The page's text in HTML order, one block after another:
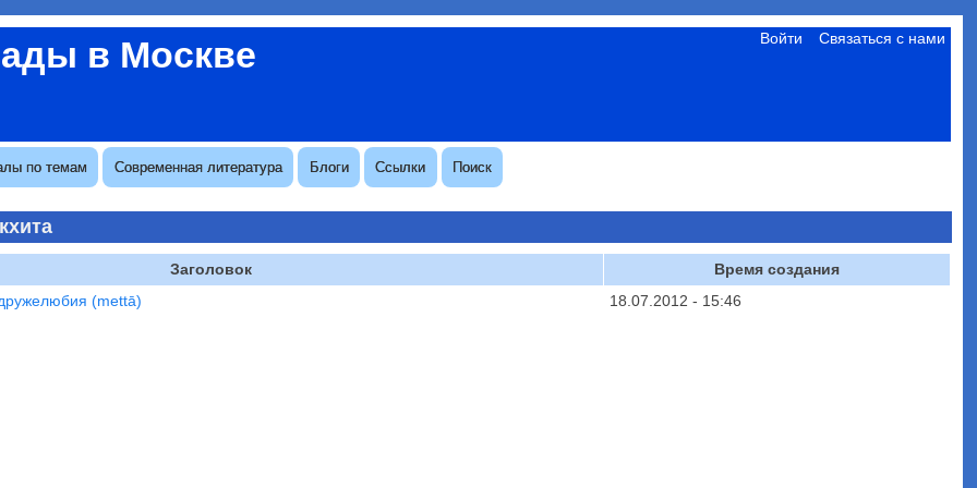
в Москве Войти Связаться с нами
по темам Современная литература Блоги Ссылки Поиск
Заголовок
Время создания
(mettā)
18.07.2012 - 15:46